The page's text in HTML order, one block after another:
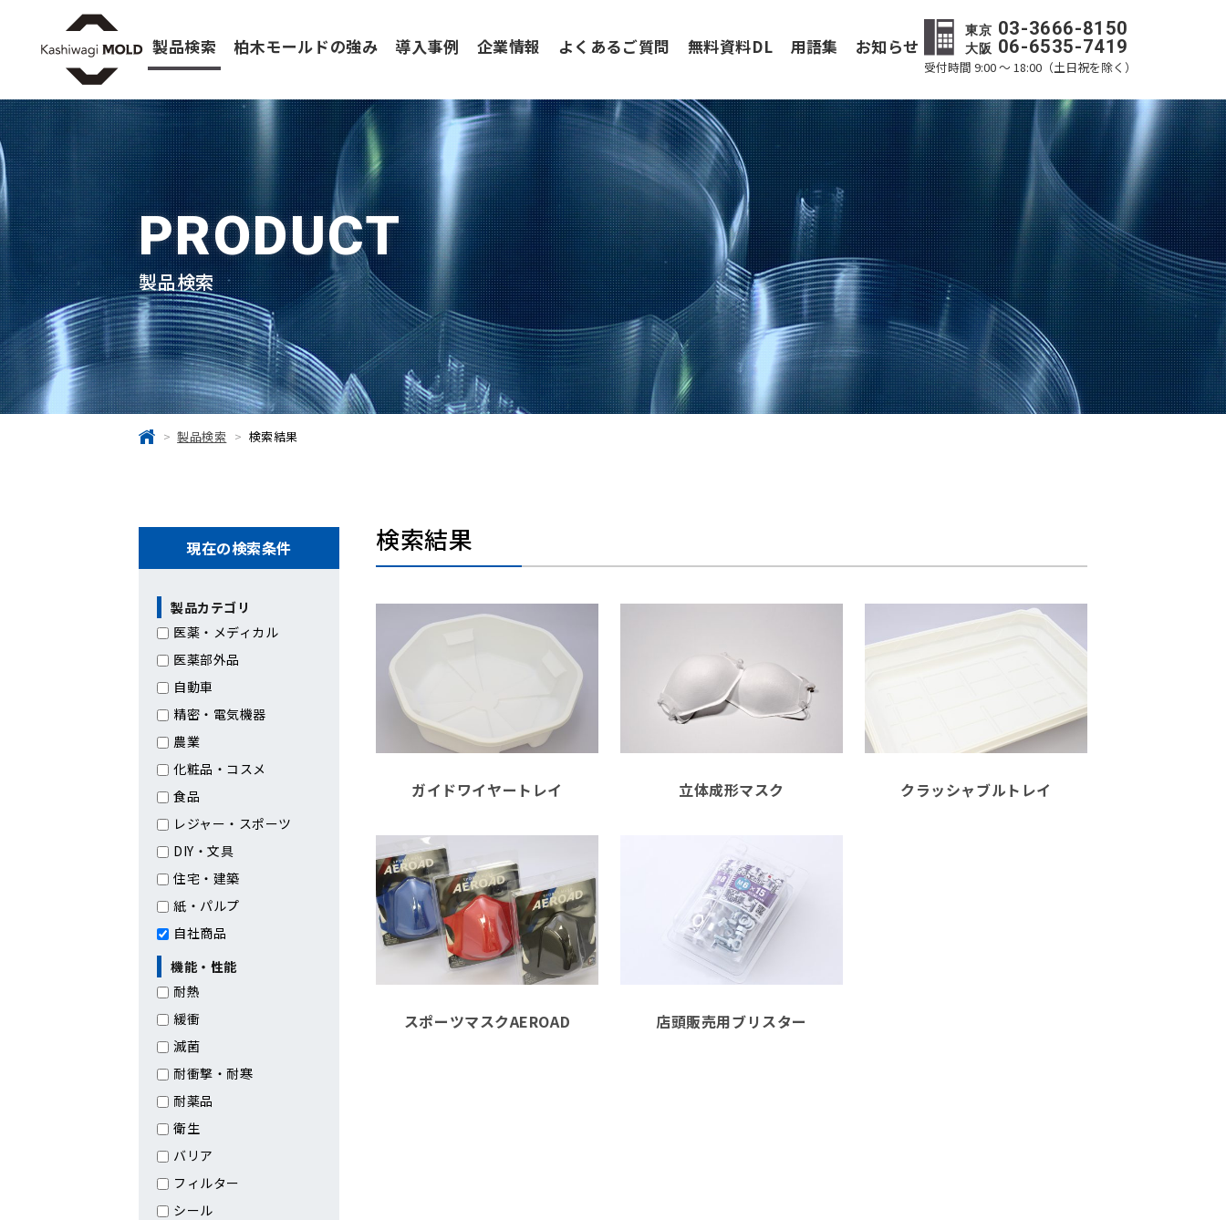
製品検索 柏木モールドの強み 導入事例 企業情報 よくあるご質問 無料資料DL 用語集 お知らせ
東京 03-3666-8150
大阪 06-6535-7419
受付時間 9:00 ～ 18:00（土日祝を除く）
PRODUCT
製品検索
製品検索 検索結果
現在の検索条件
製品カテゴリ
医薬・メディカル
医薬部外品
自動車
精密・電気機器
農業
化粧品・コスメ
食品
レジャー・スポーツ
DIY・文具
住宅・建築
紙・パルプ
自社商品
機能・性能
耐熱
緩衝
滅菌
耐衝撃・耐寒
耐薬品
衛生
バリア
フィルター
シール
検索結果
ガイドワイヤートレイ 立体成形マスク クラッシャブルトレイ
スポーツマスクAEROAD 店頭販売用ブリスター